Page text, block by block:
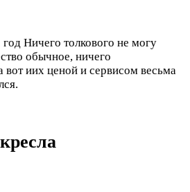
год Ничего толкового не могу
обычное, ничего
вот иих ценой и сервисом весьма